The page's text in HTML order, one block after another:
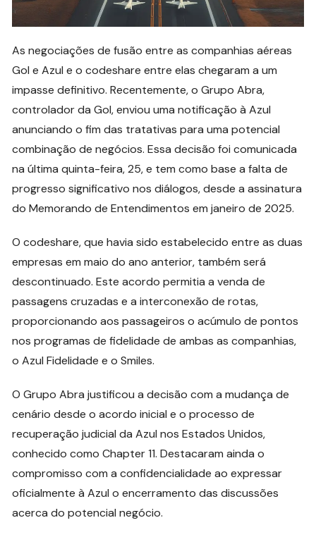
As negociações de fusão entre as companhias aéreas
Gol e Azul e o codeshare entre elas chegaram a um
impasse definitivo. Recentemente, o Grupo Abra,
controlador da Gol, enviou uma notificação à Azul
anunciando o fim das tratativas para uma potencial
combinação de negócios. Essa decisão foi comunicada
na última quinta-feira, 25, e tem como base a falta de
progresso significativo nos diálogos, desde a assinatura
do Memorando de Entendimentos em janeiro de 2025.
O codeshare, que havia sido estabelecido entre as duas
empresas em maio do ano anterior, também será
descontinuado. Este acordo permitia a venda de
passagens cruzadas e a interconexão de rotas,
proporcionando aos passageiros o acúmulo de pontos
nos programas de fidelidade de ambas as companhias,
o Azul Fidelidade e o Smiles.
O Grupo Abra justificou a decisão com a mudança de
cenário desde o acordo inicial e o processo de
recuperação judicial da Azul nos Estados Unidos,
conhecido como Chapter 11. Destacaram ainda o
compromisso com a confidencialidade ao expressar
oficialmente à Azul o encerramento das discussões
acerca do potencial negócio.